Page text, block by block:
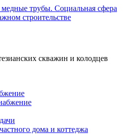
трубы. Социальная сфера
строительстве
скважин и колодцев
дома и коттеджа